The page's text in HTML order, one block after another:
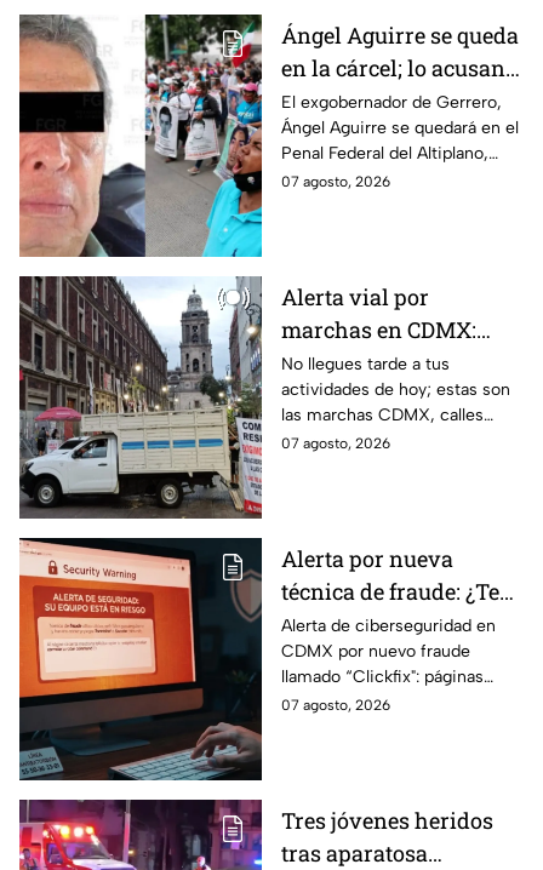
Ángel Aguirre se queda
en la cárcel; lo acusan
de destruir
información del caso
Ayotzinapa
El exgobernador de Gerrero,
Ángel Aguirre se quedará en el
Penal Federal del Altiplano,
luego de que fue detenido ayer
07 agosto, 2026
Alerta vial por
marchas en CDMX:
Manifestantes retiran
bloqueo en Canela y Eje
3 Sur, colonia Granjas
México
No llegues tarde a tus
actividades de hoy; estas son
las marchas CDMX, calles
cerradas y bloqueos que
07 agosto, 2026
Alerta por nueva
técnica de fraude: ¿Te
piden copiar códigos
extraños en la PC?
Cuidado, podrías ser
víctima del peligroso
Alerta de ciberseguridad en
CDMX por nuevo fraude
llamado “Clickfix": páginas
falsas que engañan para
07 agosto, 2026
Tres jóvenes heridos
tras aparatosa